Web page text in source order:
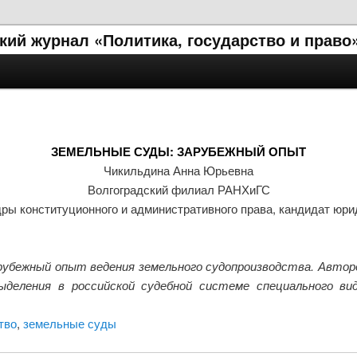
журнал «Политика, государство и
ЗЕМЕЛЬНЫЕ СУДЫ: ЗАРУБЕЖНЫЙ ОПЫТ
Чикильдина Анна Юрьевна
Волгоградский филиал РАНХиГС
конституционного и административного права, кандидат
опыт ведения земельного судопроизводства.
в российской судебной системе специального
, земельные суды